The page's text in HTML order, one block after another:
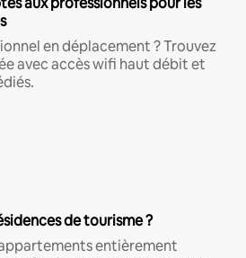
en déplacement ? Trouvez
avec accès wifi haut débit et
de tourisme ?
entièrement